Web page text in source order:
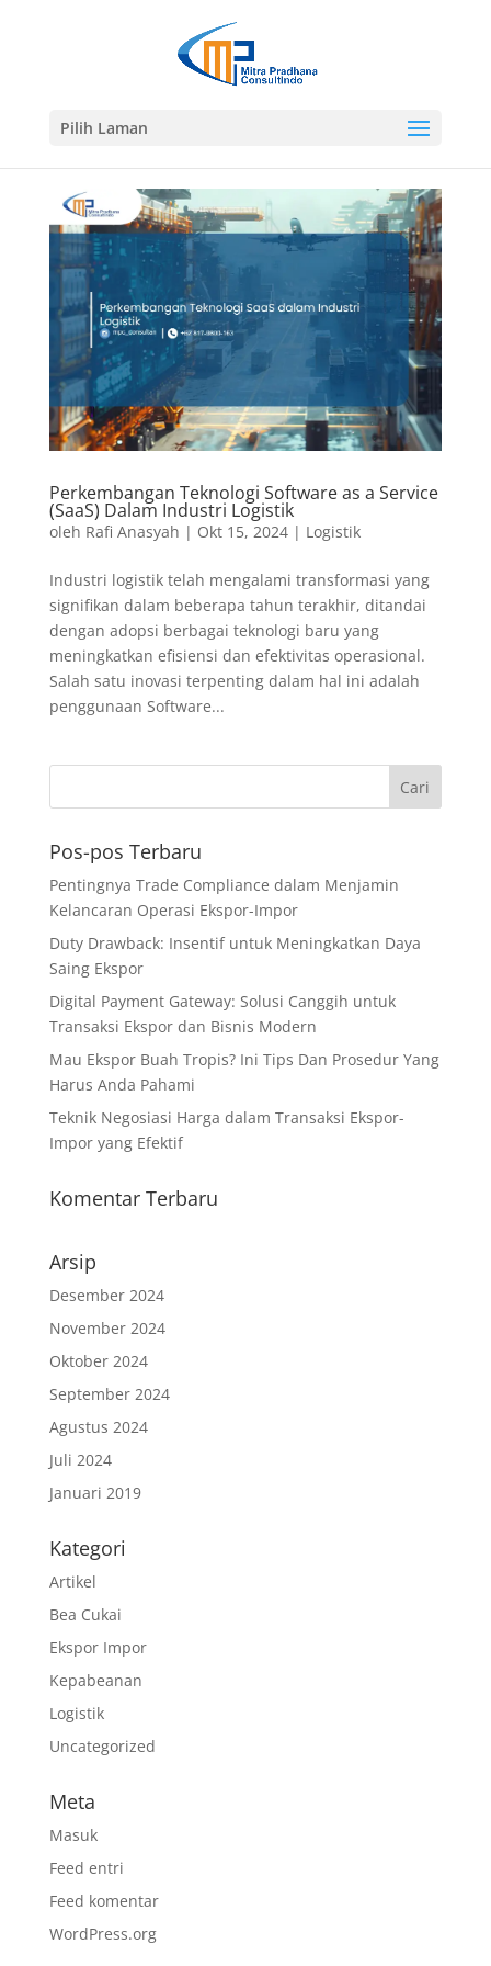
Pilih Laman
Perkembangan Teknologi Software as a Service
(SaaS) Dalam Industri Logistik
oleh Rafi Anasyah | Okt 15, 2024| Logistik
Industri logistik telah mengalami transformasi yang
signifikan dalam beberapa tahun terakhir, ditandai
dengan adopsi berbagai teknologi baru yang
meningkatkan efisiensi dan efektivitas operasional.
Salah satu inovasi terpenting dalam hal ini adalah
penggunaan Software...
Pos-pos Terbaru
Pentingnya Trade Compliance dalam Menjamin
Kelancaran Operasi Ekspor-Impor
Duty Drawback: Insentif untuk Meningkatkan Daya
Saing Ekspor
Digital Payment Gateway: Solusi Canggih untuk
Transaksi Ekspor dan Bisnis Modern
Mau Ekspor Buah Tropis? Ini Tips Dan Prosedur Yang
Harus Anda Pahami
Teknik Negosiasi Harga dalam Transaksi Ekspor-
Impor yang Efektif
Komentar Terbaru
Arsip
Desember 2024
November 2024
Oktober 2024
September 2024
Agustus 2024
Juli 2024
Januari 2019
Kategori
Artikel
Bea Cukai
Ekspor Impor
Kepabeanan
Logistik
Uncategorized
Meta
Masuk
Feed entri
Feed komentar
WordPress.org